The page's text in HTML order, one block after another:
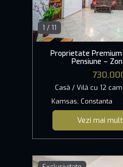
1 / 11
Proprietate Premium
Pensiune –
Casă / Vilă cu 12
Kamsas, Constanta
Vezi mai